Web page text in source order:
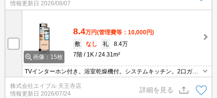
情報更新日 2026/08/07
画像：15枚
8.4万円(管理費等：10,000円)
敷
なし 礼
8.4万
7階
1K 24.31m²
TVインターホン付き。浴室乾燥機付。システムキッチン。2口ガス
コンロ付。エアコン1基付き。室内洗濯機置場。シャワー付独立洗
面台。宅配ボックスあり。エレベーター1基付き。防犯カメラ付き
マンション。
株式会社エイブル 天王寺店
情報更新日 2026/07/24
詳細を見る